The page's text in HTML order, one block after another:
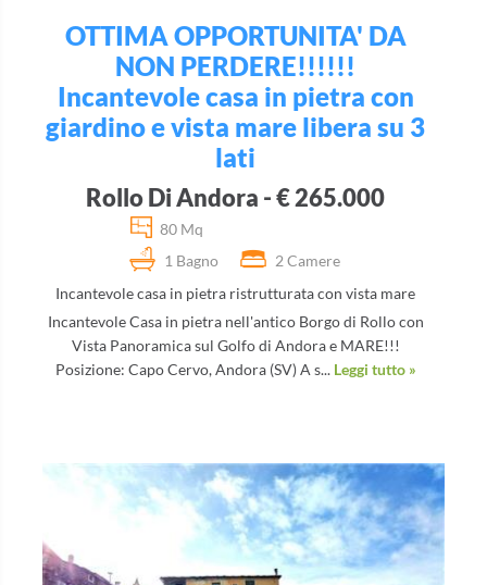
OTTIMA OPPORTUNITA' DA
NON PERDERE!!!!!!
Incantevole casa in pietra con
giardino e vista mare libera su 3
lati
Rollo Di Andora - € 265.000
80 Mq
1 Bagno
2 Camere
Incantevole casa in pietra ristrutturata con vista mare
Incantevole Casa in pietra nell'antico Borgo di Rollo con
Vista Panoramica sul Golfo di Andora e MARE!!!
Posizione: Capo Cervo, Andora (SV) A s... Leggi tutto »